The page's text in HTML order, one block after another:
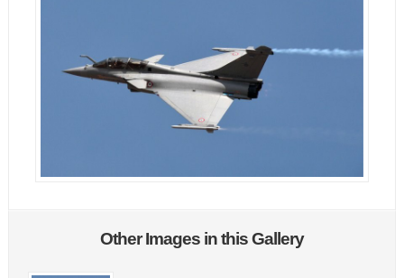
Other Images in this Gallery